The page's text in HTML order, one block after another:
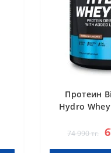
Протеин
Hydro
74 990 тг.